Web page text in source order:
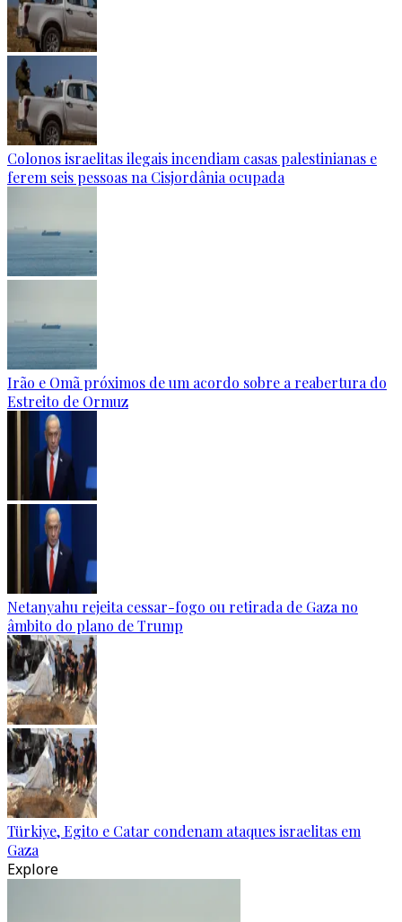
Colonos israelitas ilegais incendiam casas palestinianas e
ferem seis pessoas na Cisjordânia ocupada
Irão e Omã próximos de um acordo sobre a reabertura do
Estreito de Ormuz
Netanyahu rejeita cessar-fogo ou retirada de Gaza no
âmbito do plano de Trump
Türkiye, Egito e Catar condenam ataques israelitas em
Gaza
Explore